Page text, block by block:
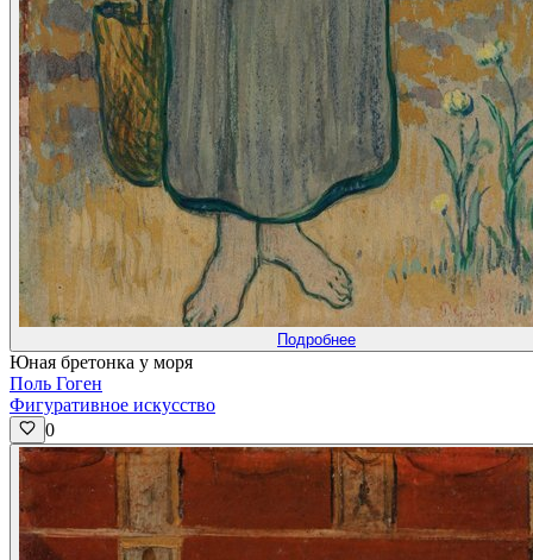
Подробнее
Юная бретонка у моря
Поль Гоген
Фигуративное искусство
0